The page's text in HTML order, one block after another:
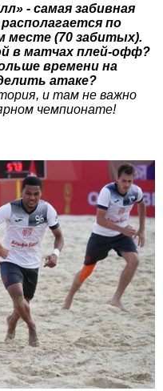
- самая забивная
по
месте (70 забитых).
в матчах плей-офф?
времени на
атаке?
и там не важно
чемпионате!